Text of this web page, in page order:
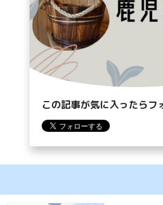
この記事が気に入ったらフ